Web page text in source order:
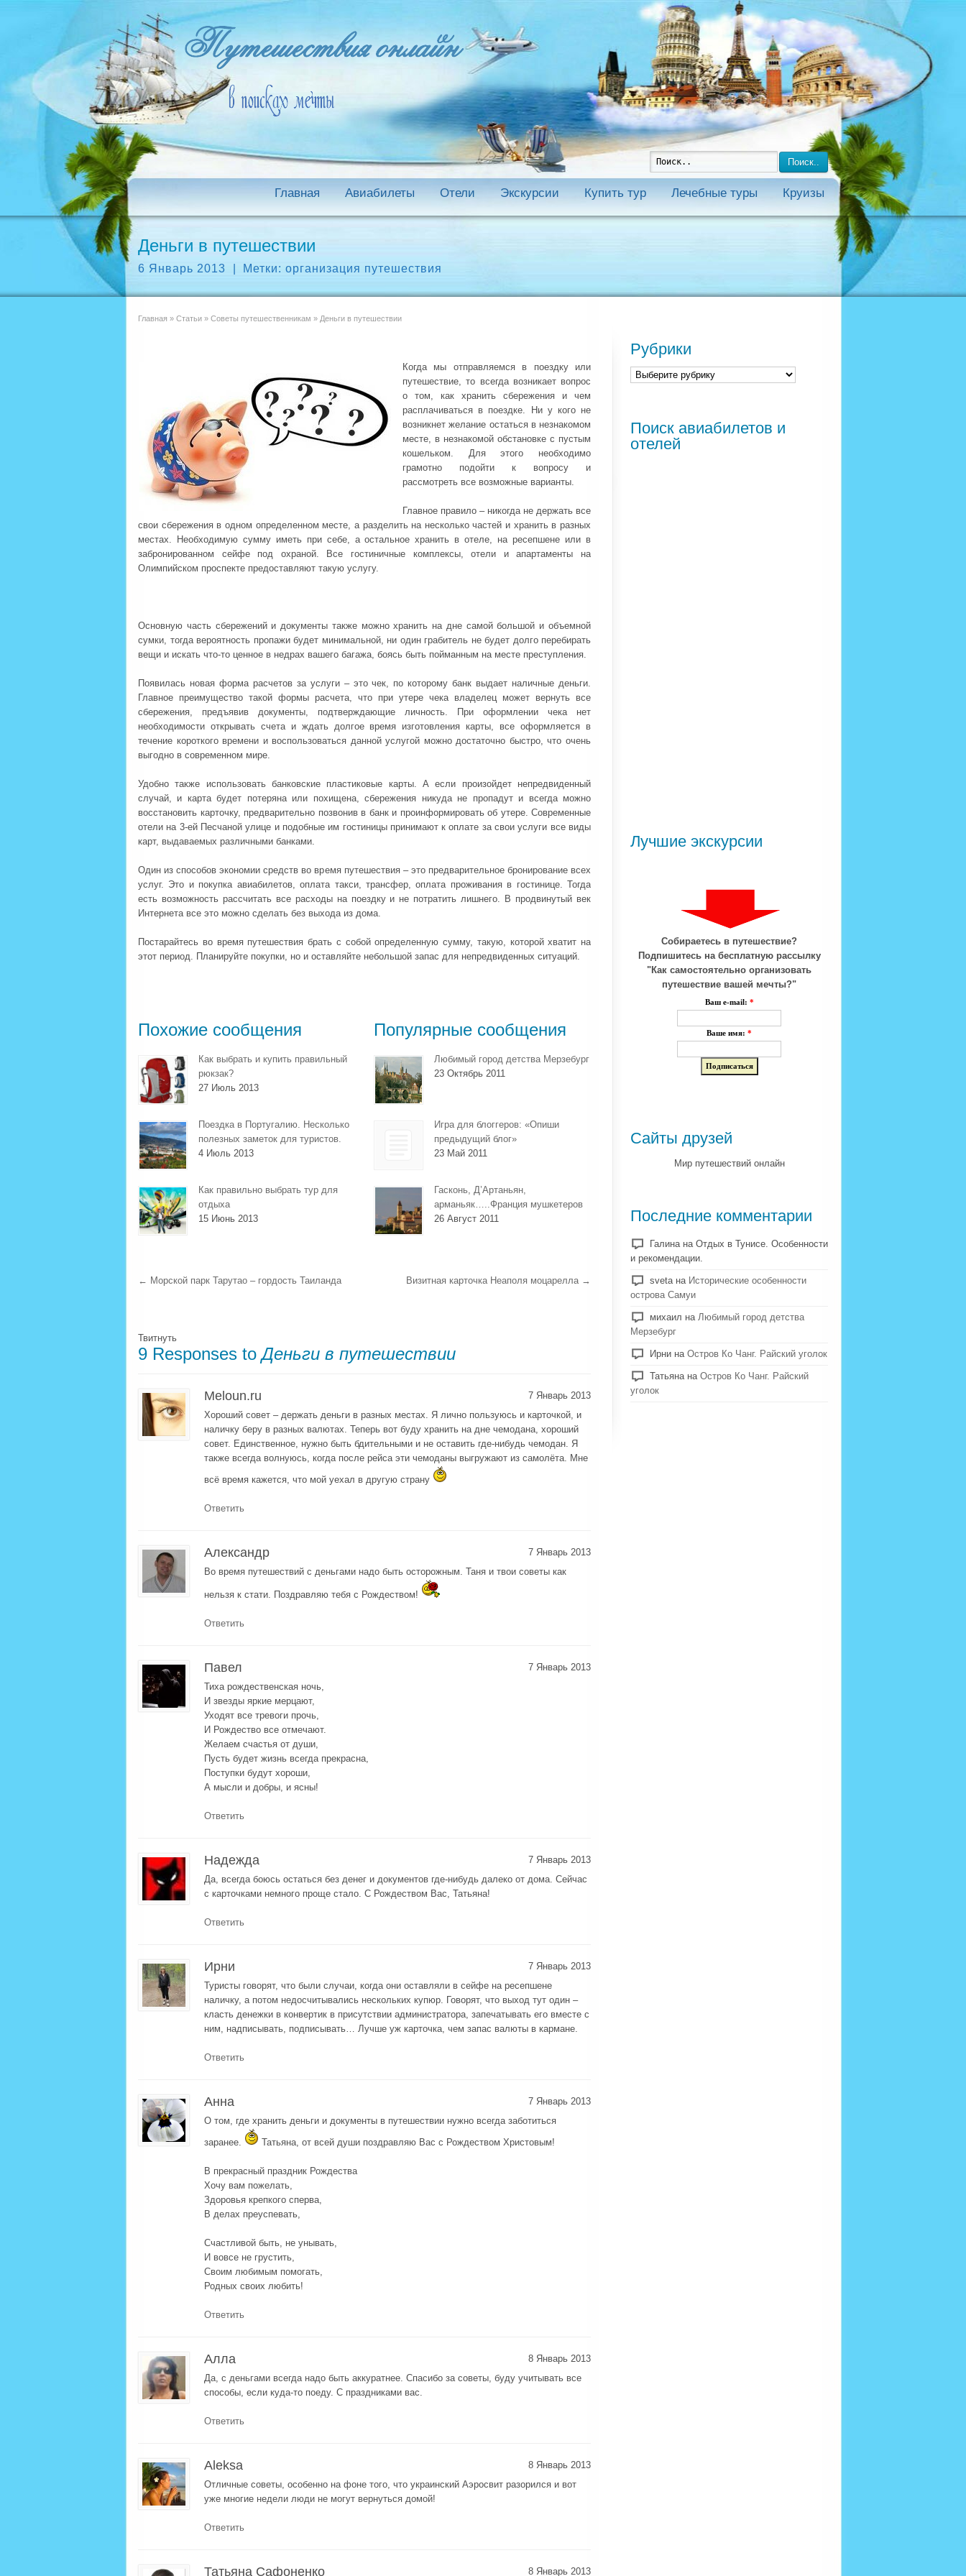
Поиск..
Главная Авиабилеты Отели Экскурсии Купить тур Лечебные туры Круизы
Деньги в путешествии
6 Январь 2013 Метки:организация путешествия
Главная » Статьи » Советы путешественникам » Деньги в путешествии
Когда мы отправляемся в поездку или
путешествие, то всегда возникает вопрос
о том, как хранить сбережения и чем
расплачиваться в поездке. Ни у кого не
возникнет желание остаться в незнакомом
месте, в незнакомой обстановке с пустым
кошельком. Для этого необходимо
грамотно подойти к вопросу и
рассмотреть все возможные варианты.
Главное правило – никогда не держать все
свои сбережения в одном определенном месте, а разделить на несколько частей и хранить в разных
местах. Необходимую сумму иметь при себе, а остальное хранить в отеле, на ресепшене или в
забронированном сейфе под охраной.
Все гостиничные комплексы, отели и апартаменты на
Олимпийском проспекте предоставляют такую услугу.
Основную часть сбережений и документы также можно хранить на дне самой большой и объемной
сумки, тогда вероятность пропажи будет минимальной, ни один грабитель не будет долго перебирать
вещи и искать что-то ценное в недрах вашего багажа, боясь быть пойманным на месте преступления.
Появилась новая форма расчетов за услуги – это чек, по которому банк выдает наличные деньги.
Главное преимущество такой формы расчета, что при утере чека владелец может вернуть все
сбережения, предъявив документы, подтверждающие личность. При оформлении чека нет
необходимости открывать счета и ждать долгое время изготовления карты, все оформляется в
течение короткого времени и воспользоваться данной услугой можно достаточно быстро, что очень
выгодно в современном мире.
Удобно также использовать банковские пластиковые карты. А если произойдет непредвиденный
случай, и карта будет потеряна или похищена, сбережения никуда не пропадут и всегда можно
восстановить карточку, предварительно позвонив в банк и проинформировать об утере. Современные
отели на 3-ей Песчаной улице и подобные им гостиницы принимают к оплате за свои услуги все виды
карт, выдаваемых различными банками.
Один из способов экономии средств во время путешествия – это предварительное бронирование всех
услуг. Это и покупка авиабилетов, оплата такси, трансфер, оплата проживания в гостинице. Тогда
есть возможность рассчитать все расходы на поездку и не потратить лишнего. В продвинутый век
Интернета все это можно сделать без выхода из дома.
Постарайтесь во время путешествия брать с собой определенную сумму, такую, которой хватит на
этот период. Планируйте покупки, но и оставляйте небольшой запас для непредвиденных ситуаций.
Похожие сообщения
Как выбрать и купить правильный
рюкзак?
27 Июль 2013
Поездка в Португалию. Несколько
полезных заметок для туристов.
4 Июль 2013
Как правильно выбрать тур для
отдыха
15 Июнь 2013
Популярные сообщения
Любимый город детства Мерзебург
23 Октябрь 2011
Игра для блоггеров: «Опиши
предыдущий блог»
23 Май 2011
Гасконь, Д’Артаньян,
арманьяк…..Франция мушкетеров
26 Август 2011
← Морской парк Тарутао – гордость Таиланда Визитная карточка Неаполя моцарелла →
Твитнуть
9 Responses toДеньги в путешествии
Meloun.ru
7 Январь 2013
Хороший совет – держать деньги в разных местах. Я лично пользуюсь и карточкой, и
наличку беру в разных валютах. Теперь вот буду хранить на дне чемодана, хороший
совет. Единственное, нужно быть бдительными и не оставить где-нибудь чемодан. Я
также всегда волнуюсь, когда после рейса эти чемоданы выгружают из самолёта. Мне
всё время кажется, что мой уехал в другую страну
Ответить
Александр
7 Январь 2013
Во время путешествий с деньгами надо быть осторожным. Таня и твои советы как
нельзя к стати. Поздравляю тебя с Рождеством!
Ответить
Павел
7 Январь 2013
Тиха рождественская ночь,
И звезды яркие мерцают,
Уходят все тревоги прочь,
И Рождество все отмечают.
Желаем счастья от души,
Пусть будет жизнь всегда прекрасна,
Поступки будут хороши,
А мысли и добры, и ясны!
Ответить
Надежда
7 Январь 2013
Да, всегда боюсь остаться без денег и документов где-нибудь далеко от дома. Сейчас
с карточками немного проще стало. С Рождеством Вас, Татьяна!
Ответить
Ирни
7 Январь 2013
Туристы говорят, что были случаи, когда они оставляли в сейфе на ресепшене
наличку, а потом недосчитывались нескольких купюр. Говорят, что выход тут один –
класть денежки в конвертик в присутствии администратора, запечатывать его вместе с
ним, надписывать, подписывать… Лучше уж карточка, чем запас валюты в кармане.
Ответить
Анна
7 Январь 2013
О том, где хранить деньги и документы в путешествии нужно всегда заботиться
заранее.
Татьяна, от всей души поздравляю Вас с Рождеством Христовым!
В прекрасный праздник Рождества
Хочу вам пожелать,
Здоровья крепкого сперва,
В делах преуспевать,
Счастливой быть, не унывать,
И вовсе не грустить,
Своим любимым помогать,
Родных своих любить!
Ответить
Алла
8 Январь 2013
Да, с деньгами всегда надо быть аккуратнее. Спасибо за советы, буду учитывать все
способы, если куда-то поеду. С праздниками вас.
Ответить
Aleksa
8 Январь 2013
Отличные советы, особенно на фоне того, что украинский Аэросвит разорился и вот
уже многие недели люди не могут вернуться домой!
Ответить
Татьяна Сафоненко 8 Январь 2013
Рубрики
Поиск авиабилетов и
отелей
Лучшие экскурсии
Собираетесь в путешествие?
Подпишитесь на бесплатную рассылку
"Как самостоятельно организовать
путешествие вашей мечты?"
Ваш e-mail: *
Ваше имя: *
Сайты друзей
Мир путешествий онлайн
Последние комментарии
Галина на Отдых в Тунисе. Особенности
и рекомендации.
sveta на Исторические особенности
острова Самуи
михаил на Любимый город детства
Мерзебург
Ирни на Остров Ко Чанг. Райский уголок
Татьяна на Остров Ко Чанг. Райский
уголок